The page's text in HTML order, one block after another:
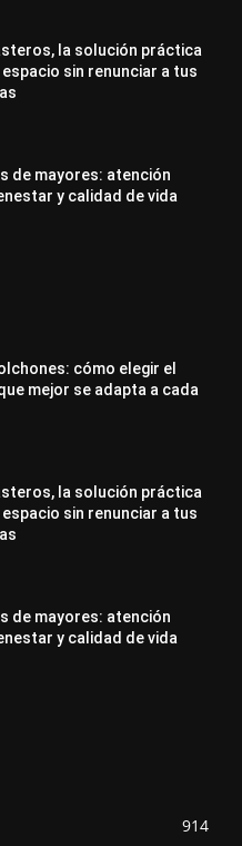
la solución práctica
sin renunciar a tus
de mayores: atención
y calidad de vida
cómo elegir el
mejor se adapta a cada
la solución práctica
sin renunciar a tus
de mayores: atención
y calidad de vida
914